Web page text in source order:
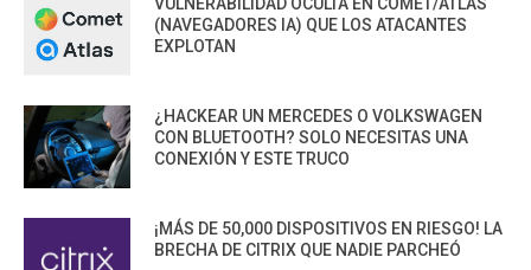
(NAVEGADORES IA) QUE LOS ATACANTES
EXPLOTAN
¿HACKEAR UN MERCEDES O VOLKSWAGEN
CON BLUETOOTH? SOLO NECESITAS UNA
CONEXIÓN Y ESTE TRUCO
¡MÁS DE 50,000 DISPOSITIVOS EN RIESGO! LA
BRECHA DE CITRIX QUE NADIE PARCHEÓ